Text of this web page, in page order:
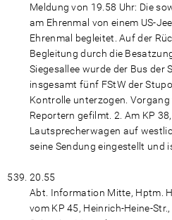
Meldung von 19.58 Uhr: Die
am Ehrenmal von einem US-
Ehrenmal begleitet. Auf der
Begleitung durch die
Siegesallee wurde der Bus der
insgesamt fünf FStW der
Kontrolle unterzogen.
Reportern gefilmt. 2. Am KP
Lautsprecherwagen auf
seine Sendung eingestellt und
20.55
Abt. Information Mitte, Hptm.
vom KP 45, Heinrich-Heine-